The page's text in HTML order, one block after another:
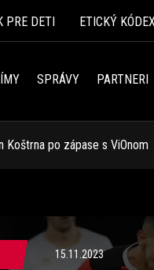
PRE DETI ETICKÝ
SPRÁVY PARTNERI
Koštrna po zápase s ViOnom
15.11.2023